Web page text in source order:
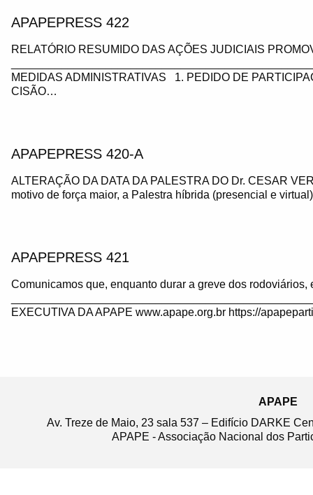
APAPEPRESS 422
RELATÓRIO RESUMIDO DAS AÇÕES JUDICIAIS
MEDIDAS ADMINISTRATIVAS 1. PEDIDO DE
CISÃO…
APAPEPRESS 420-A
ALTERAÇÃO DA DATA DA PALESTRA DO Dr. CESAR
motivo de força maior, a Palestra híbrida (presencial e
APAPEPRESS 421
Comunicamos que, enquanto durar a greve dos
EXECUTIVA DA APAPE www.apape.org.br https://
APAPE
Av. Treze de Maio, 23 sala 537 – Edifício DARKE
APAPE - Associação Nacional dos